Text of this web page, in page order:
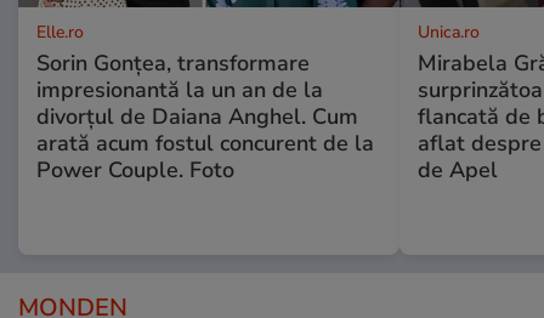
Elle.ro
Sorin Gonțea, transformare
impresionantă la un an de la
divorțul de Daiana Anghel. Cum
arată acum fostul concurent de la
Power Couple. Foto
Unica.ro
Mirabela
flancată de
aflat
de Apel
MONDEN